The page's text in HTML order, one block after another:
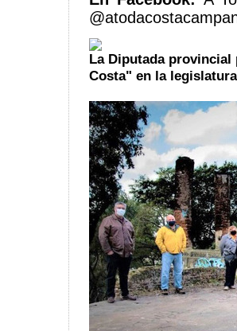
La Diputada provincial
Costa" en la